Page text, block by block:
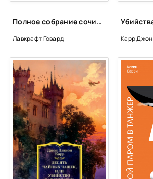
Полное собрание сочинений - Говард Лавкрафт
Лавкрафт Говард Карр Джон